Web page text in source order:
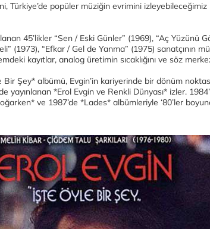
Türkiye’de popüler müziğin evrimini
45’likler “Sen / Eski Günler” (1969), “Aç Yüzünü
(1973), “Efkar / Gel de Yanma” (1975) sanatçının
kayıtlar, analog üretimin sıcaklığını ve söz
Bir Şey* albümü, Evgin’in kariyerinde bir dönüm
yayınlanan *Erol Evgin ve Renkli Dünyası* izler.
ve 1987’de *Lades* albümleriyle ‘80’ler